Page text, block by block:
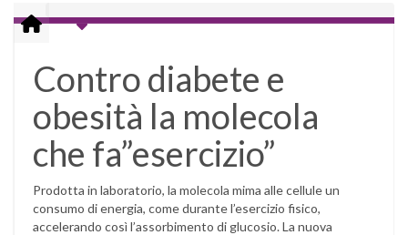
Contro diabete e
obesità la molecola
che fa”esercizio”
Prodotta in laboratorio, la molecola mima alle cellule un
consumo di energia, come durante l’esercizio fisico,
accelerando così l’assorbimento di glucosio. La nuova